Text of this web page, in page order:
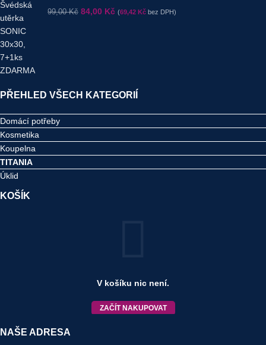
99,00Kč 84,00 Kč (69,42 Kč bez DPH)
PŘEHLED VŠECH KATEGORIÍ
Domácí potřeby
Kosmetika
Koupelna
TITANIA
Úklid
KOŠÍK
V košíku nic není.
ZAČÍT NAKUPOVAT
NAŠE ADRESA